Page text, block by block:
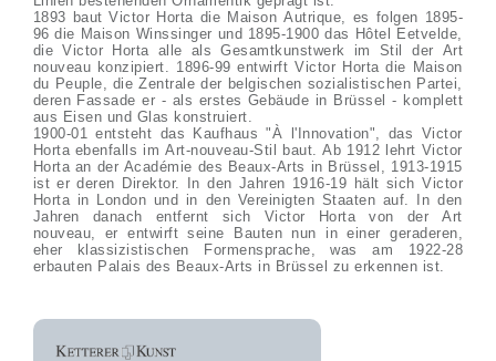
1893 baut Victor Horta die Maison Autrique, es folgen 1895-
96 die Maison Winssinger und 1895-1900 das Hôtel Eetvelde,
die Victor Horta alle als Gesamtkunstwerk im Stil der Art
nouveau konzipiert. 1896-99 entwirft Victor Horta die Maison
du Peuple, die Zentrale der belgischen sozialistischen Partei,
deren Fassade er - als erstes Gebäude in Brüssel - komplett
aus Eisen und Glas konstruiert.
1900-01 entsteht das Kaufhaus "À l'Innovation", das Victor
Horta ebenfalls im Art-nouveau-Stil baut. Ab 1912 lehrt Victor
Horta an der Académie des Beaux-Arts in Brüssel, 1913-1915
ist er deren Direktor. In den Jahren 1916-19 hält sich Victor
Horta in London und in den Vereinigten Staaten auf. In den
Jahren danach entfernt sich Victor Horta von der Art
nouveau, er entwirft seine Bauten nun in einer geraderen,
eher klassizistischen Formensprache, was am 1922-28
erbauten Palais des Beaux-Arts in Brüssel zu erkennen ist.